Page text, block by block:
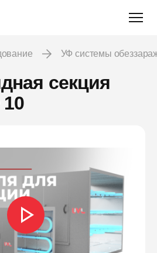
УФ системы
секция